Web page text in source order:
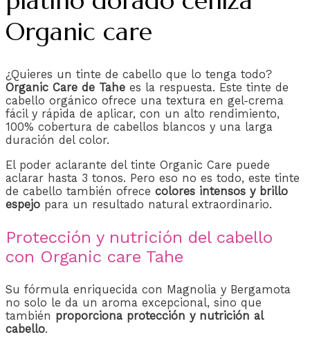
Organic care
¿Quieres un tinte de cabello que lo tenga todo?
Organic Care de Tahe es la respuesta. Este tinte de
cabello orgánico ofrece una textura en gel-crema
fácil y rápida de aplicar, con un alto rendimiento,
100% cobertura de cabellos blancos y una larga
duración del color.
El poder aclarante del tinte Organic Care puede
aclarar hasta 3 tonos. Pero eso no es todo, este tinte
de cabello también ofrece colores intensos y brillo
espejo para un resultado natural extraordinario.
Protección y nutrición del cabello
con Organic care Tahe
Su fórmula enriquecida con Magnolia y Bergamota
no solo le da un aroma excepcional, sino que
también proporciona protección y nutrición al
cabello.